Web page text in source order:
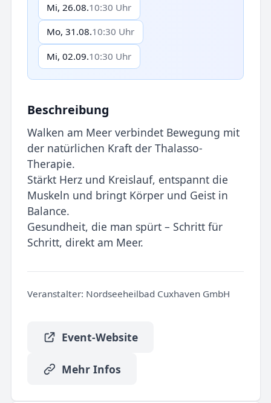
Mi, 26.08.10:30 Uhr
Mo, 31.08.10:30 Uhr
Mi, 02.09.10:30 Uhr
Beschreibung
Walken am Meer verbindet Bewegung mit
der natürlichen Kraft der Thalasso-
Therapie.
Stärkt Herz und Kreislauf, entspannt die
Muskeln und bringt Körper und Geist in
Balance.
Gesundheit, die man spürt – Schritt für
Schritt, direkt am Meer.
Veranstalter: Nordseeheilbad Cuxhaven GmbH
Event-Website
Mehr Infos